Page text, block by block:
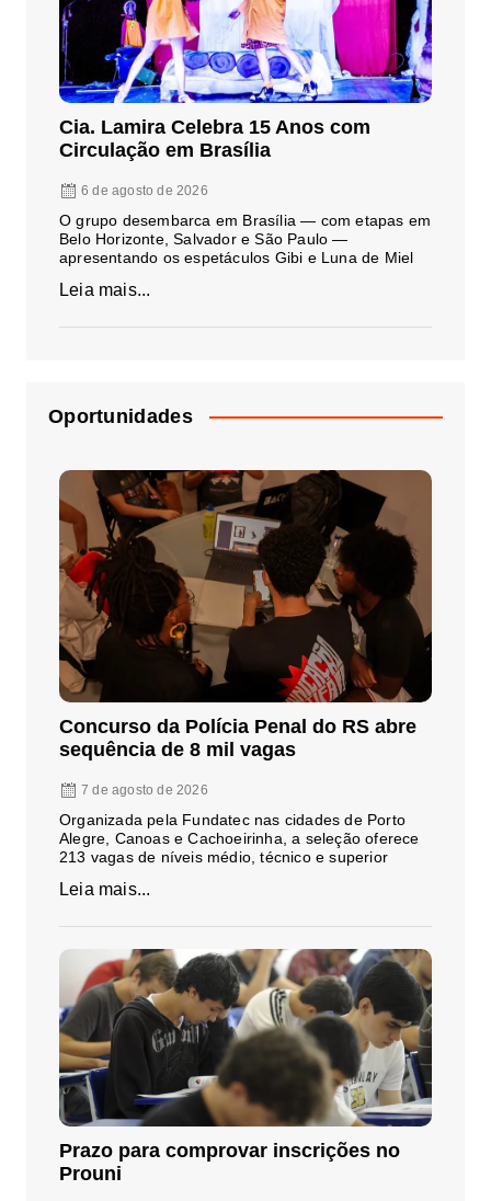
Cia. Lamira Celebra 15 Anos com
Circulação em Brasília
6 de agosto de 2026
O grupo desembarca em Brasília — com etapas em
Belo Horizonte, Salvador e São Paulo —
apresentando os espetáculos Gibi e Luna de Miel
Leia mais...
Oportunidades
Concurso da Polícia Penal do RS abre
sequência de 8 mil vagas
7 de agosto de 2026
Organizada pela Fundatec nas cidades de Porto
Alegre, Canoas e Cachoeirinha, a seleção oferece
213 vagas de níveis médio, técnico e superior
Leia mais...
Prazo para comprovar inscrições no
Prouni